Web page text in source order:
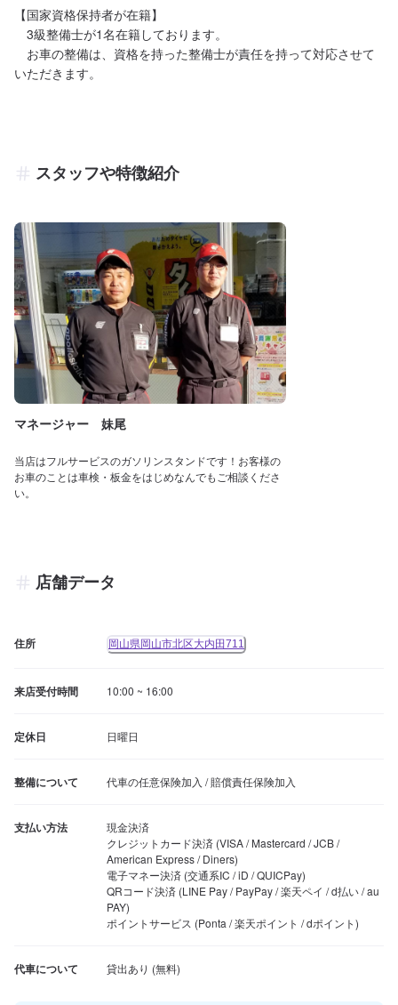
【国家資格保持者が在籍】
3級整備士が1名在籍しております。
お車の整備は、資格を持った整備士が責任を持って対応させて
いただきます。
スタッフや特徴紹介
マネージャー 妹尾
当店はフルサービスのガソリンスタンドです！お客様の
お車のことは車検・板金をはじめなんでもご相談くださ
い。
店舗データ
住所 岡山県岡山市北区大内田711
来店受付時間 10:00 ~ 16:00
定休日 日曜日
整備について 代車の任意保険加入 / 賠償責任保険加入
支払い方法
現金決済
クレジットカード決済 (VISA / Mastercard / JCB /
American Express / Diners)
電子マネー決済 (交通系IC / iD / QUICPay)
QRコード決済 (LINE Pay / PayPay / 楽天ペイ / d払い / au
PAY)
ポイントサービス (Ponta / 楽天ポイント / dポイント)
代車について